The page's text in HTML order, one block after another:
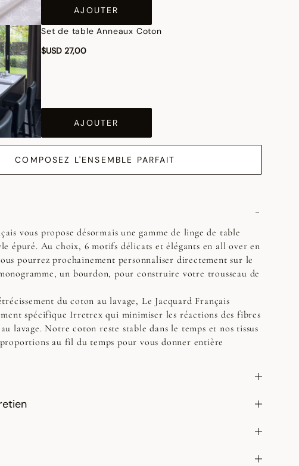
AJOUTER
Set de table Anneaux Coton
$USD 27,00
AJOUTER
COMPOSEZ L'ENSEMBLE PARFAIT
vous propose désormais une gamme de linge de table
épuré. Au choix, 6 motifs délicats et élégants en all over en
pourrez prochainement personnaliser directement sur le
un bourdon, pour construire votre trousseau de
du coton au lavage, Le Jacquard Français
spécifique Irretrex qui minimiser les réactions des fibres
lavage. Notre coton reste stable dans le temps et nos tissus
au fil du temps pour vous donner entière